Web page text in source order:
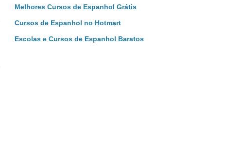
Melhores Cursos de Espanhol Grátis
Cursos de Espanhol no Hotmart
Escolas e Cursos de Espanhol Baratos